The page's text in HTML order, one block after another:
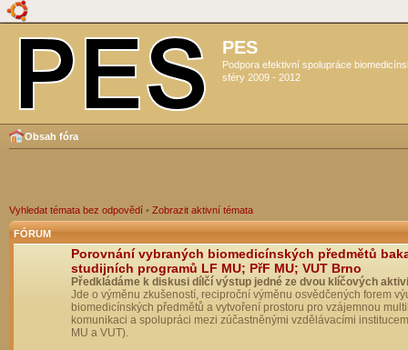
PES
Podpora efektivní spolupráce
sféry 2009 - 2012
Obsah fóra
Vyhledat témata bez odpovědí • Zobrazit aktivní témata
FÓRUM
Porovnání vybraných biomedicínských předmětů
studijních programů LF MU; PřF MU; VUT Brno
Předkládáme k diskusi dílčí výstup jedné ze dvou klíčových
Jde o výměnu zkušeností, reciproční výměnu osvědčených forem
biomedicínských předmětů a vytvoření prostoru pro vzájemnou
komunikaci a spolupráci mezi zúčastněnými vzdělávacími
MU a VUT).